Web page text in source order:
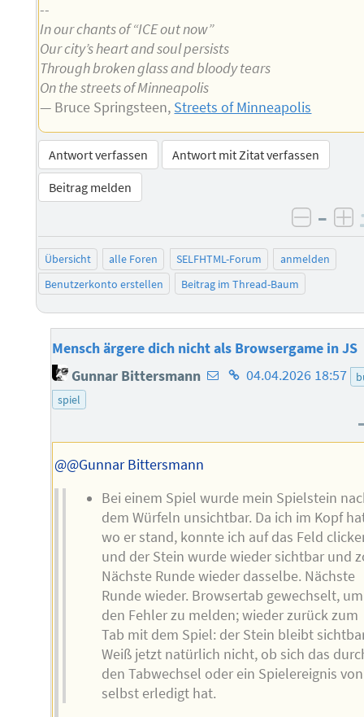
--
In our chants of “ICE out now”
Our city’s heart and soul persists
Through broken glass and bloody tears
On the streets of Minneapolis
— Bruce Springsteen, Streets of Minneapolis
Antwort verfassen
Antwort mit Zitat verfassen
Beitrag melden
–
Übersicht alle Foren SELFHTML-Forum
anmelden
Benutzerkonto erstellen
Beitrag im Thread-Baum
Mensch ärgere dich nicht als Browsergame in JS
Gunnar Bittersmann E-
des
Homepage
04.04.2026 18:57
spiel
@@Gunnar Bittersmann
Bei einem Spiel wurde mein Spielstein
dem Würfeln unsichtbar. Da ich im Kopf
wo er stand, konnte ich auf das Feld
und der Stein wurde wieder sichtbar und
Nächste Runde wieder dasselbe. Nächste
Runde wieder. Browsertab gewechselt, um
den Fehler zu melden; wieder zurück zum
Tab mit dem Spiel: der Stein bleibt
Weiß jetzt natürlich nicht, ob sich das
den Tabwechsel oder ein Spielereignis von
selbst erledigt hat.